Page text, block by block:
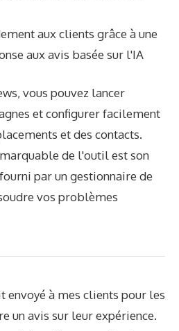
aux clients grâce à une
aux avis basée sur l'IA
vous pouvez lancer
et configurer facilement
et des contacts.
de l'outil est son
par un gestionnaire de
vos problèmes
envoyé à mes clients pour les
un avis sur leur expérience.